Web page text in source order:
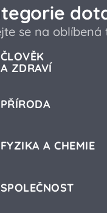
se na oblíbená
ČLOVĚK
A ZDRAVÍ
PŘÍRODA
FYZIKA A CHEMIE
SPOLEČNOST